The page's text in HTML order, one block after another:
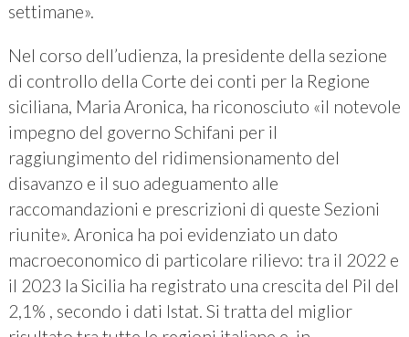
settimane».
Nel corso dell’udienza, la presidente della sezione
di controllo della Corte dei conti per la Regione
siciliana, Maria Aronica, ha riconosciuto «il notevole
impegno del governo Schifani per il
raggiungimento del ridimensionamento del
disavanzo e il suo adeguamento alle
raccomandazioni e prescrizioni di queste Sezioni
riunite». Aronica ha poi evidenziato un dato
macroeconomico di particolare rilievo: tra il 2022 e
il 2023 la Sicilia ha registrato una crescita del Pil del
2,1% , secondo i dati Istat. Si tratta del miglior